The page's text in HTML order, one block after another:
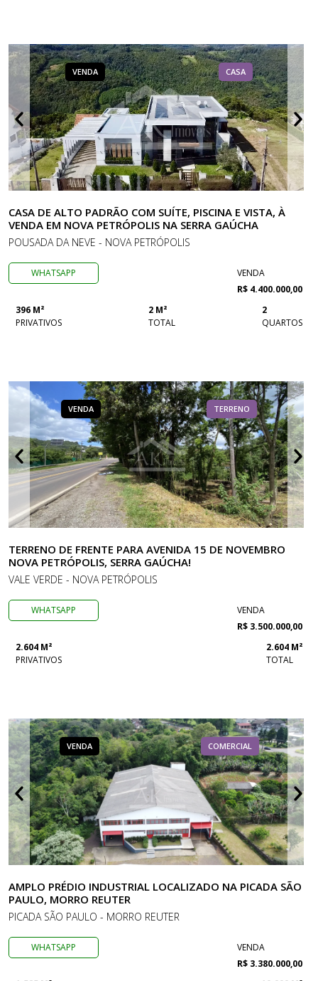
VENDA CASA
CASA DE ALTO PADRÃO COM SUÍTE, PISCINA E VISTA, À
VENDA EM NOVA PETRÓPOLIS NA SERRA GAÚCHA
POUSADA DA NEVE - NOVA PETRÓPOLIS
WHATSAPP
VENDA
R$ 4.400.000,00
396 M²
PRIVATIVOS
2 M²
TOTAL
2
QUARTOS
VENDA TERRENO
TERRENO DE FRENTE PARA AVENIDA 15 DE NOVEMBRO
NOVA PETRÓPOLIS, SERRA GAÚCHA!
VALE VERDE - NOVA PETRÓPOLIS
WHATSAPP
VENDA
R$ 3.500.000,00
2.604 M²
PRIVATIVOS
2.604 M²
TOTAL
VENDA COMERCIAL
AMPLO PRÉDIO INDUSTRIAL LOCALIZADO NA PICADA SÃO
PAULO, MORRO REUTER
PICADA SÃO PAULO - MORRO REUTER
WHATSAPP
VENDA
R$ 3.380.000,00